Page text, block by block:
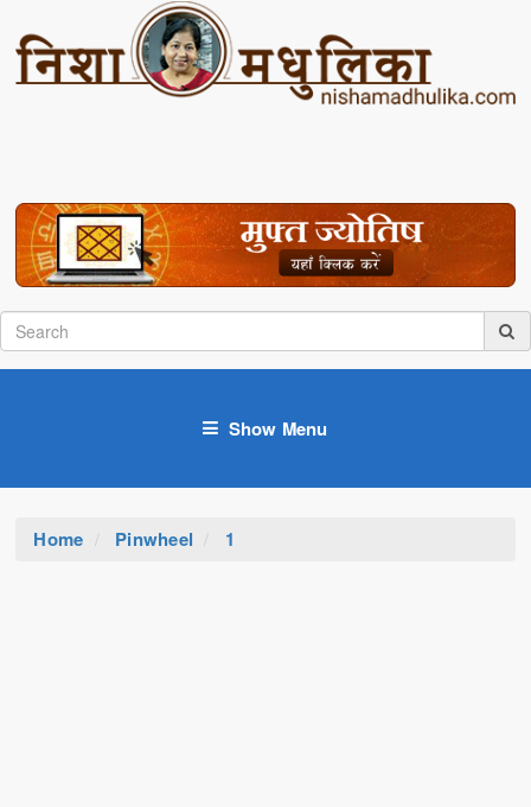
Show Menu
Home Pinwheel 1